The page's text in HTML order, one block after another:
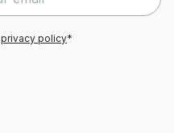
privacy policy*